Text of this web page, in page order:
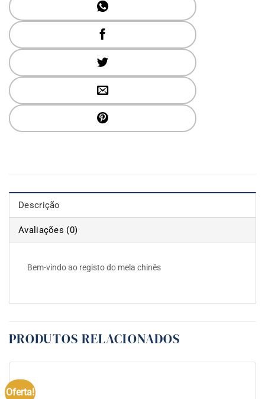
Descrição
Avaliações (0)
Bem-vindo ao registo do mela chinês
PRODUTOS RELACIONADOS
Oferta!